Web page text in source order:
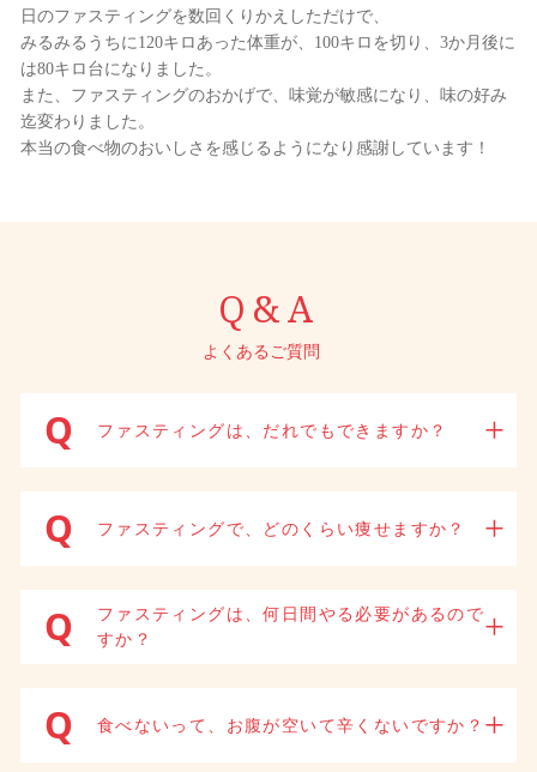
日のファスティングを数回くりかえしただけで、
みるみるうちに120キロあった体重が、100キロを切り、3か月後に
は80キロ台になりました。
また、ファスティングのおかげで、味覚が敏感になり、味の好み
迄変わりました。
本当の食べ物のおいしさを感じるようになり感謝しています！
Q&A
よくあるご質問
Q ファスティングは、だれでもできますか？ +
Q ファスティングで、どのくらい痩せますか？ +
Q
ファスティングは、何日間やる必要があるので
すか？
+
Q 食べないって、お腹が空いて辛くないですか？ +